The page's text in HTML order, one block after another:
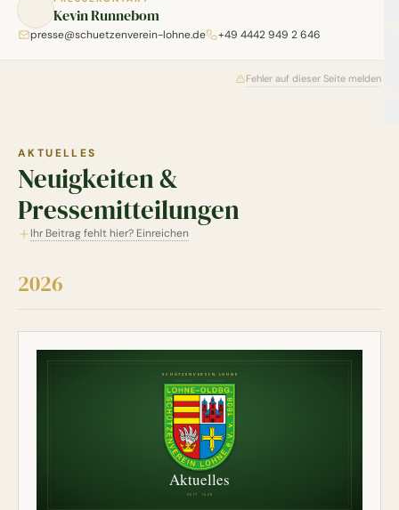
Kevin Runnebom
presse@schuetzenverein-lohne.de +49 4442 949 2 646
Fehler auf dieser Seite melden
AKTUELLES
Neuigkeiten &
Pressemitteilungen
Ihr Beitrag fehlt hier? Einreichen
2026